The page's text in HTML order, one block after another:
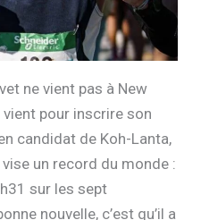
ne vient pas à New
pour inscrire son
candidat de Koh-Lanta,
un record du monde :
sur les sept
nouvelle, c’est qu’il a